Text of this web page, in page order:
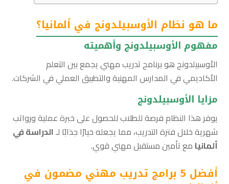
ما هو نظام الأوسبيلدونج في ألمانيا؟
مفهوم الأوسبيلدونج وأهميته
الأوسبيلدونج هو برنامج تدريب مهني يجمع بين التعلم
الأكاديمي في المدارس المهنية والتطبيق العملي في الشركات.
مزايا الأوسبيلدونج
يوفر هذا النظام فرصة للطلاب للحصول على خبرة عملية ورواتب
شهرية خلال فترة التدريب، مما يجعله خيارًا جذابًا لـالدراسة في
ألمانيا مع تأمين مستقبل مهني قوي.
أفضل 5 برامج تدريب مهني مضمون في